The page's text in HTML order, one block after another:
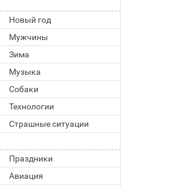
Новый год
Мужчины
Зима
Музыка
Собаки
Технологии
Страшные ситуации
Праздники
Авиация